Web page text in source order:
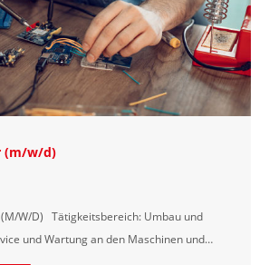
(m/w/d)
(M/W/D) Tätigkeitsbereich: Umbau und
und Wartung an den Maschinen und…